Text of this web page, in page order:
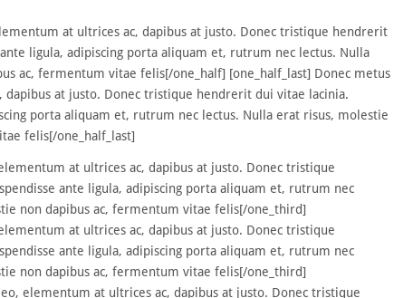
at ultrices ac, dapibus at justo. Donec tristique hendrerit
ligula, adipiscing porta aliquam et, rutrum nec lectus. Nulla
ac, fermentum vitae felis[/one_half] [one_half_last] Donec metus
dapibus at justo. Donec tristique hendrerit dui vitae lacinia.
porta aliquam et, rutrum nec lectus. Nulla erat risus, molestie
felis[/one_half_last]
at ultrices ac, dapibus at justo. Donec tristique
ante ligula, adipiscing porta aliquam et, rutrum nec
non dapibus ac, fermentum vitae felis[/one_third]
at ultrices ac, dapibus at justo. Donec tristique
ante ligula, adipiscing porta aliquam et, rutrum nec
non dapibus ac, fermentum vitae felis[/one_third]
elementum at ultrices ac, dapibus at justo. Donec tristique